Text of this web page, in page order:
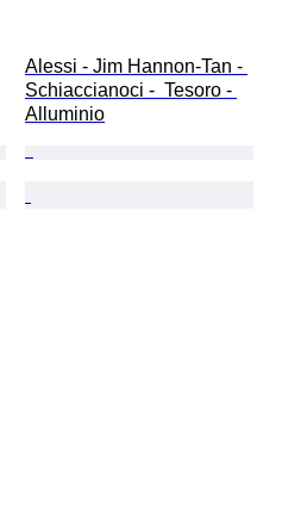
Alessi - Jim Hannon-Tan -
Schiaccianoci -  Tesoro -
Alluminio